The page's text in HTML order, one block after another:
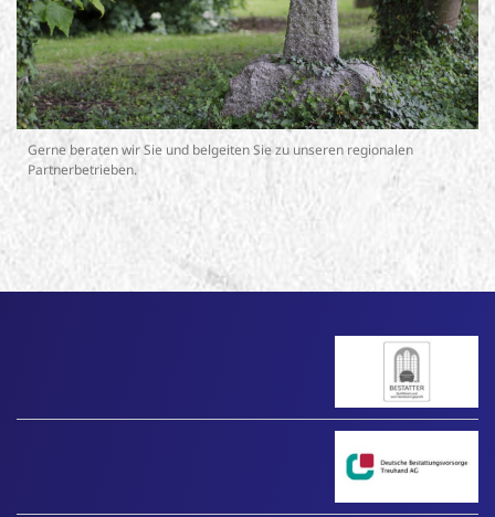
Gerne beraten wir Sie und belgeiten Sie zu unseren regionalen
Partnerbetrieben.